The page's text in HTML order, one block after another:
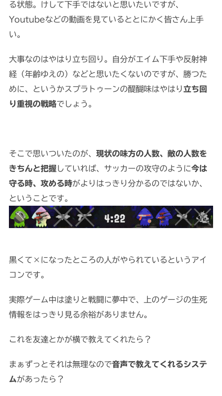
る状態。けして下手ではないと思いたいですが、
Youtubeなどの動画を見ているととにかく皆さん上手
い。
大事なのはやはり立ち回り。自分がエイム下手や反射神
経（年齢ゆえの）などと思いたくないのですが、勝つた
めに、というかスプラトゥーンの醍醐味はやはり立ち回
り重視の戦略でしょう。
そこで思いついたのが、 現状の味方の人数、敵の人数を
きちんと把握していれば、サッカーの攻守のように今は
守る時、攻める時がよりはっきり分かるのではないか、
ということです。
黒くて×になったところの人がやられているというアイ
コンです。
実際ゲーム中は塗りと戦闘に夢中で、上のゲージの生死
情報をはっきり見る余裕がありません。
これを友達とかが横で教えてくれたら？
まぁずっとそれは無理なので音声で教えてくれるシステ
ムがあったら？